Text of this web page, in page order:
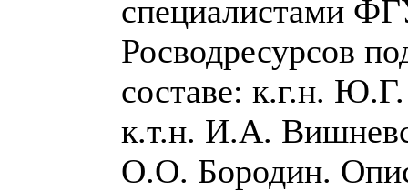
специалистами
Росводресурсов
составе: к.г.н.
к.т.н. И.А.
О.О. Бородин.